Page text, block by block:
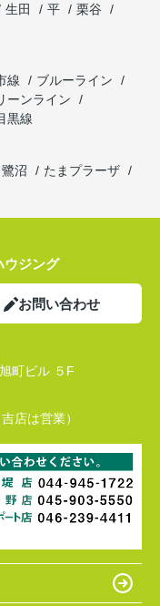
生田 平
栗谷
線
ブルーライン
ーンライン
黒線
鷺沼
たまプラーザ
ウジング
お問い合わせ
町ビル ５F
店は営業）